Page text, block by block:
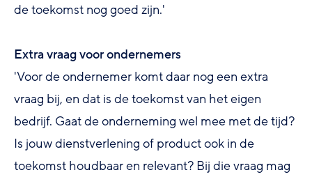
de toekomst nog goed zijn.'
Extra vraag voor ondernemers
'Voor de ondernemer komt daar nog een extra
vraag bij, en dat is de toekomst van het eigen
bedrijf. Gaat de onderneming wel mee met de tijd?
Is jouw dienstverlening of product ook in de
toekomst houdbaar en relevant? Bij die vraag mag